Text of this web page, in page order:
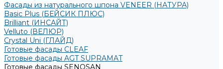
Фасады из натурального шпона VENEER (НАТУРА)
Basic Plus (БЕЙСИК ПЛЮС)
Brilliant (ИНСАЙТ)
Velluto (ВЕЛЮР)
Crystal Uni (ГЛАЙД)
Готовые фасады CLEAF
Готовые фасады AGT SUPRAMAT
Готовые фасады SENOSAN